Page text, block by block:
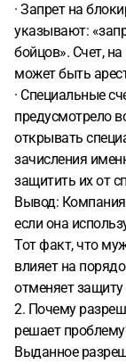
· Запрет на
указывают:
бойцов». Счет,
может быть
· Специальные
предусмотрело
открывать
зачисления
защитить их от
Вывод: Компания
если она
Тот факт, что
влияет на
отменяет защиту
2. Почему
решает
Выданное